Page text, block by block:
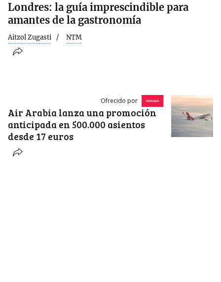
Londres: la guía imprescindible para
amantes de la gastronomía
Aitzol Zugasti NTM
Ofrecido por
Air Arabia lanza una promoción
anticipada en 500.000 asientos
desde 17 euros